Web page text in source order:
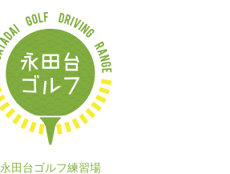
永田台ゴルフ練習場